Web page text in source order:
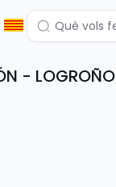
- LOGROÑO